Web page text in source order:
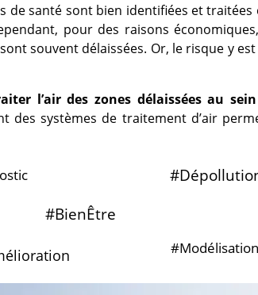
de santé sont bien identifiées et
pour des raisons économiques,
sont souvent délaissées. Or, le risque y
l’air des zones délaissées au
des systèmes de traitement d’air
#BienÊtre
#Modélisation